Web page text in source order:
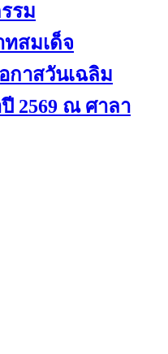
รม
ทสมเด็จ
กาสวันเฉลิม
2569 ณ ศาลา